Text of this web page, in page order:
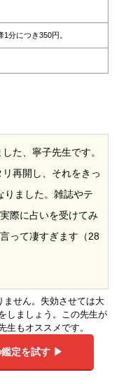
分につき350円。
た、寧子先生です。
再開し、それをきっ
りました。雑誌やテ
際に占いを受けてみ
って凄すぎます（28
せん。失効させては大
しましょう。この先生が
生もオススメです。
定を試す ▶︎